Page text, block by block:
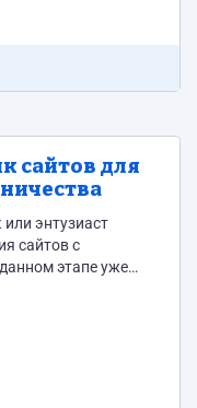
сайтов для
энтузиаст
сайтов с
этапе уже
оптимизация.
страниц).